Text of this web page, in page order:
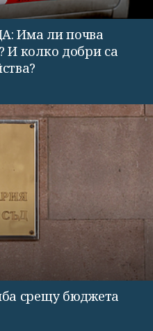
Има ли почва
И колко добри са
срещу бюджета